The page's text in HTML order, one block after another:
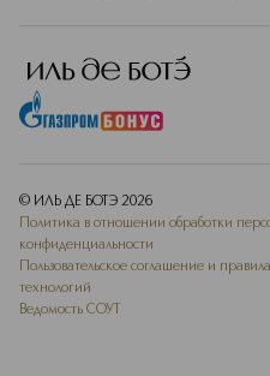
© ИЛЬ ДЕ БОТЭ 2026
Политика в отношении обработки
конфиденциальности
Пользовательское соглашение и
технологий
Ведомость СОУТ